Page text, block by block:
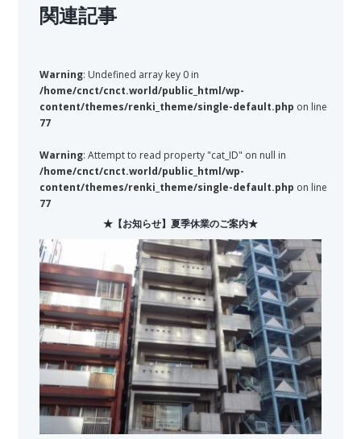
関連記事
Warning: Undefined array key 0 in
/home/cnct/cnct.world/public_html/wp-
content/themes/renki_theme/single-default.php on line
77
Warning: Attempt to read property "cat_ID" on null in
/home/cnct/cnct.world/public_html/wp-
content/themes/renki_theme/single-default.php on line
77
★【お知らせ】夏季休業のご案内★